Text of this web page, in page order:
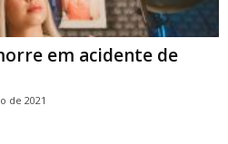
em acidente de
de 2021